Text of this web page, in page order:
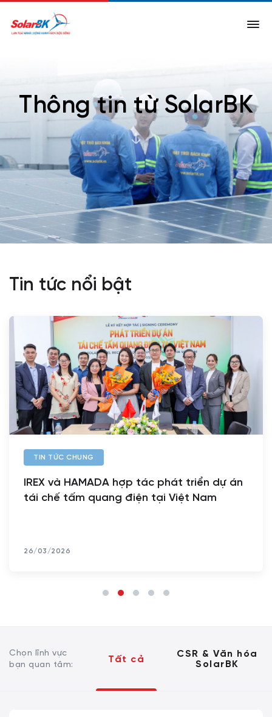
Thông tin từ SolarBK
Tin tức nổi bật
TIN TỨC CHUNG
IREX và HAMADA hợp tác phát triển dự án
tái chế tấm quang điện tại Việt Nam
26/03/2026
Chọn lĩnh vực
bạn quan tâm:
Tất cả
CSR & Văn hóa
SolarBK